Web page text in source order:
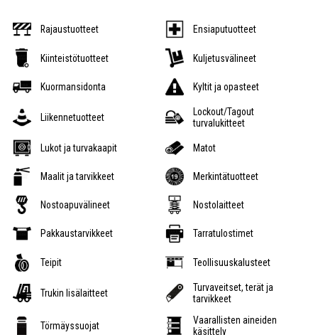
Rajaustuotteet Ensiaputuotteet
Kiinteistötuotteet Kuljetusvälineet
Kuormansidonta Kyltit ja opasteet
Liikennetuotteet
Lockout/Tagout
turvalukitteet
Lukot ja turvakaapit Matot
Maalit ja tarvikkeet Merkintätuotteet
Nostoapuvälineet Nostolaitteet
Pakkaustarvikkeet Tarratulostimet
Teipit Teollisuuskalusteet
Trukin lisälaitteet
Turvaveitset, terät ja
tarvikkeet
Törmäyssuojat
Vaarallisten aineiden
käsittely